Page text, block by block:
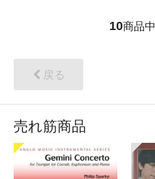
10商品中
戻る
売れ筋商品